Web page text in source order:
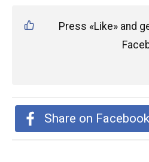
Press «Like» and
Share on Facebook